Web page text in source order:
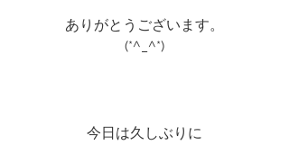
ありがとうございます。
(*^_^*)
今日は久しぶりに